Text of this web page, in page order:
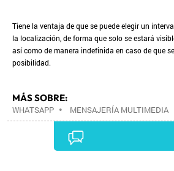
Tiene la ventaja de que se puede elegir un
la localización, de forma que solo se estará
así como de manera indefinida en caso de que
posibilidad.
MÁS SOBRE:
WHATSAPP • MENSAJERÍA MULTIMEDIA
TELEFONÍA MÓVIL MULTIMEDIA•
•TECNOLOGÍAS MOVILIDAD
•ECONOMÍA•